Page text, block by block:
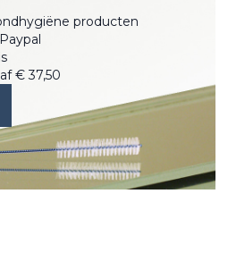
producten
€ 37,50